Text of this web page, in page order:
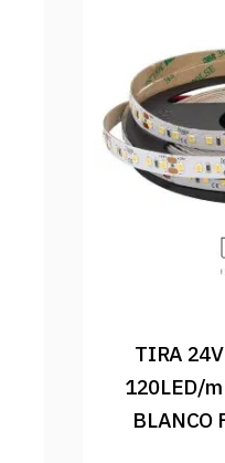
TIRA
120LED/
BLANCO